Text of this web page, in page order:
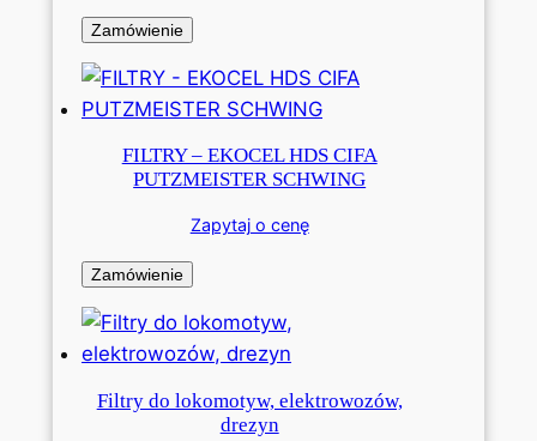
Zamówienie
FILTRY – EKOCEL HDS CIFA
PUTZMEISTER SCHWING
Zapytaj o cenę
Zamówienie
Filtry do lokomotyw, elektrowozów,
drezyn